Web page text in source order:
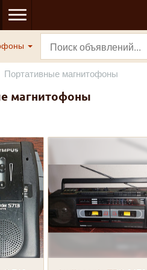
Портативные магнитофоны
магнитофоны